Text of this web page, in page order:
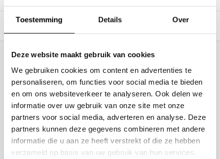
Toestemming Details Over
Deze website maakt gebruik van cookies
We gebruiken cookies om content en advertenties te
personaliseren, om functies voor social media te bieden
en om ons websiteverkeer te analyseren. Ook delen we
informatie over uw gebruik van onze site met onze
partners voor social media, adverteren en analyse. Deze
partners kunnen deze gegevens combineren met andere
informatie die u aan ze heeft verstrekt of die ze hebben
verzameld op basis van uw gebruik van hun services.
Tags
tussen? Laat het ons weten, dan
gaan we voor u kijken. Stuur ons
de plantnaam, hoogte, stamdikte en
vorm. Wilt u weten hoe uw plant of
boom er ongeveer eruit ziet? We
kunnen u een foto sturen.